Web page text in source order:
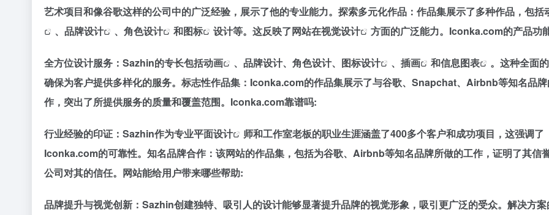
艺术项目和像谷歌这样的公司中的广泛经验，展示了他的专业能力​​​​。探索多元化作品：作品集展示了多种作品，包括
、 品牌设计 、 角色设计 和图标 设计等。这反映了网站在视觉设计 方面的广泛能力​​​​。Iconka.com的产品功
全方位设计服务：Sazhin的专长包括动画 、品牌设计、角色设计、 图标设计 、 插画 和信息图表
。这种全面
确保为客户提供多样化的服务​​​​。标志性作品集：Iconka.com的作品集展示了与谷歌、Snapchat、Airbnb等知名品
作，突出了所提供服务的质量和覆盖范围​​。Iconka.com靠谱吗:
行业经验的印证：Sazhin作为专业平面设计
师和工作室老板的职业生涯涵盖了400多个客户和成功项目，这强调了
Iconka.com的可靠性​​。知名品牌合作：该网站的作品集，包括为谷歌、Airbnb等知名品牌所做的工作，证明了其信
公司对其的信任​​。网站能给用户带来哪些帮助:
品牌提升与视觉创新：Sazhin创建独特、吸引人的设计能够显著提升品牌的视觉形象，吸引更广泛的受众​​​​。解决方